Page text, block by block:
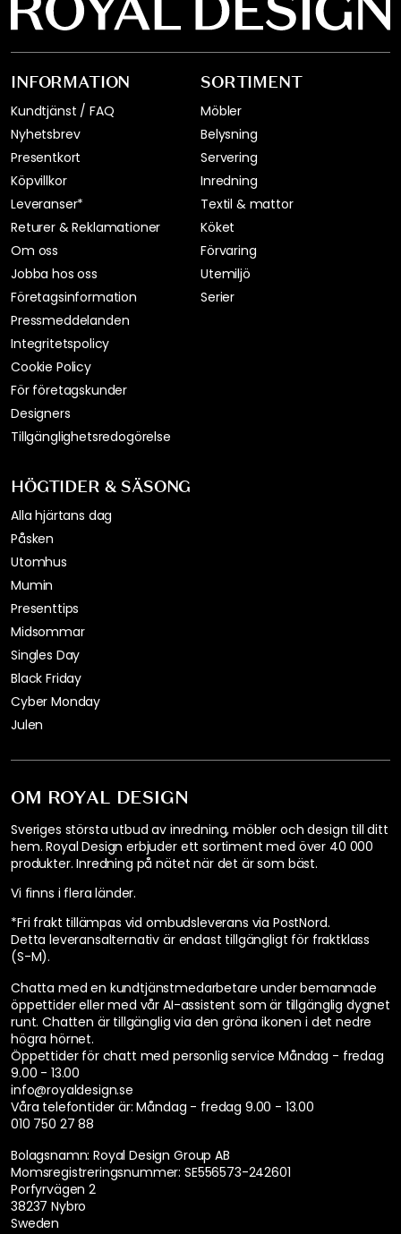
OM ROYAL DESIGN
Sveriges största utbud av inredning, möbler och design till ditt
hem. Royal Design erbjuder ett sortiment med över 40 000
produkter. Inredning på nätet när det är som bäst.
Vi finns i flera länder.
*Fri frakt tillämpas vid ombudsleverans via PostNord.
Detta leveransalternativ är endast tillgängligt för fraktklass
(S-M).
Chatta med en kundtjänstmedarbetare under bemannade
öppettider eller med vår AI-assistent som är tillgänglig dygnet
runt. Chatten är tillgänglig via den gröna ikonen i det nedre
högra hörnet.
Öppettider för chatt med personlig service Måndag - fredag
9.00 - 13.00
info@royaldesign.se
Våra telefontider är: Måndag - fredag 9.00 - 13.00
010 750 27 88
Bolagsnamn: Royal Design Group AB
Momsregistreringsnummer: SE556573-242601
Porfyrvägen 2
38237 Nybro
Sweden
INFORMATION
Kundtjänst / FAQ
Nyhetsbrev
Presentkort
Köpvillkor
Leveranser*
Returer & Reklamationer
Om oss
Jobba hos oss
Företagsinformation
Pressmeddelanden
Integritetspolicy
Cookie Policy
För företagskunder
Designers
Tillgänglighetsredogörelse
SORTIMENT
Möbler
Belysning
Servering
Inredning
Textil & mattor
Köket
Förvaring
Utemiljö
Serier
HÖGTIDER & SÄSONG
Alla hjärtans dag
Påsken
Utomhus
Mumin
Presenttips
Midsommar
Singles Day
Black Friday
Cyber Monday
Julen